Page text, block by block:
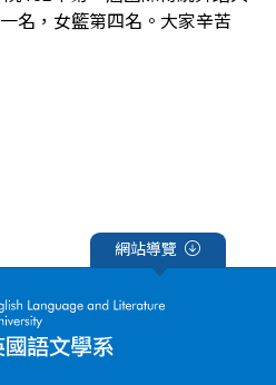
名，女籃第四名。大家辛苦
網站導覽